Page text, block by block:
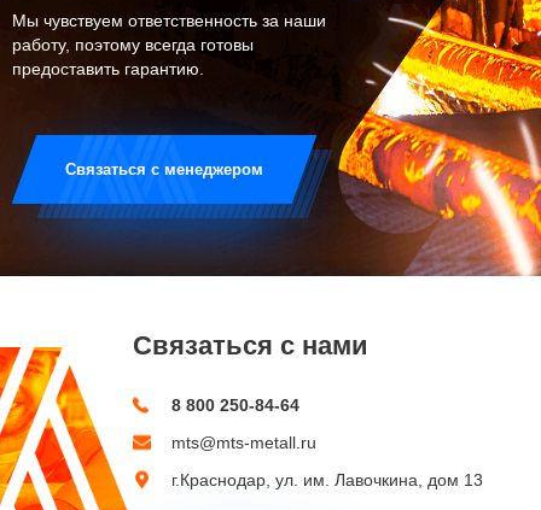
Мы чувствуем ответственность за наши
работу, поэтому всегда готовы
предоставить гарантию.
Связаться с менеджером
Связаться с нами
8 800 250-84-64
mts@mts-metall.ru
г.Краснодар, ул. им. Лавочкина, дом 13